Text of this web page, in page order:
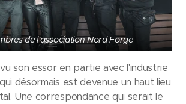
de l'association Nord Forge
son essor en partie avec l'industrie
désormais est devenue un haut lieu
Une correspondance qui serait le